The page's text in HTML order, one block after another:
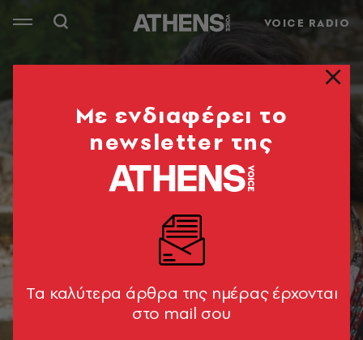
VOICE RADIO
Mε ενδιαφέρει το
newsletter της
Tα καλύτερα άρθρα της ημέρας έρχονται
στο mail σου